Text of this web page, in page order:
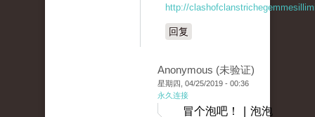
http://
回复
Anonymous (未验证)
星期四, 04/25/2019 - 00:36
永久连接
冒个泡吧！ | 泡泡